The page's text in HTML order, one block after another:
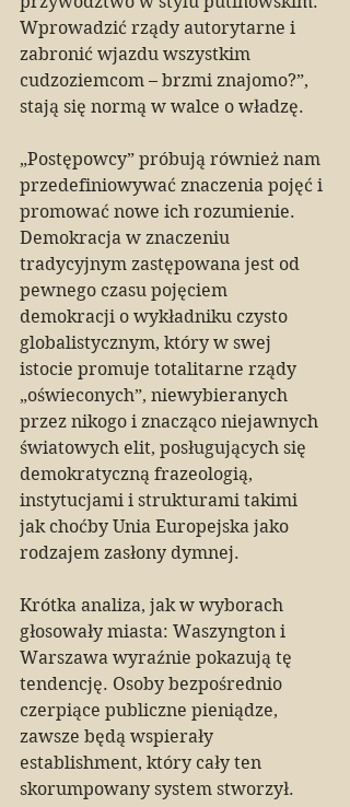
Wprowadzić rządy autorytarne i
zabronić wjazdu wszystkim
cudzoziemcom – brzmi znajomo?”,
stają się normą w walce o władzę.
„Postępowcy” próbują również nam
przedefiniowywać znaczenia pojęć i
promować nowe ich rozumienie.
Demokracja w znaczeniu
tradycyjnym zastępowana jest od
pewnego czasu pojęciem
demokracji o wykładniku czysto
globalistycznym, który w swej
istocie promuje totalitarne rządy
„oświeconych”, niewybieranych
przez nikogo i znacząco niejawnych
światowych elit, posługujących się
demokratyczną frazeologią,
instytucjami i strukturami takimi
jak choćby Unia Europejska jako
rodzajem zasłony dymnej.
Krótka analiza, jak w wyborach
głosowały miasta: Waszyngton i
Warszawa wyraźnie pokazują tę
tendencję. Osoby bezpośrednio
czerpiące publiczne pieniądze,
zawsze będą wspierały
establishment, który cały ten
skorumpowany system stworzył.